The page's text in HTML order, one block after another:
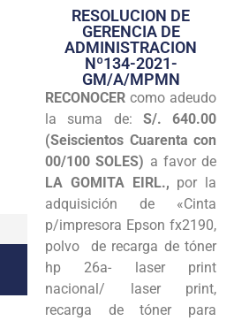
Transparencia
Seguridad
Programas
Intranet
RESOLUCION DE
GERENCIA DE
ADMINISTRACION
Nº134-2021-
GM/A/MPMN
RECONOCER como adeudo
la suma de: S/. 640.00
(Seiscientos Cuarenta con
00/100 SOLES) a favor de
LA GOMITA EIRL., por la
adquisición de «Cinta
p/impresora Epson fx2190,
polvo de recarga de tóner
hp 26a- laser print
nacional/ laser print,
recarga de tóner para